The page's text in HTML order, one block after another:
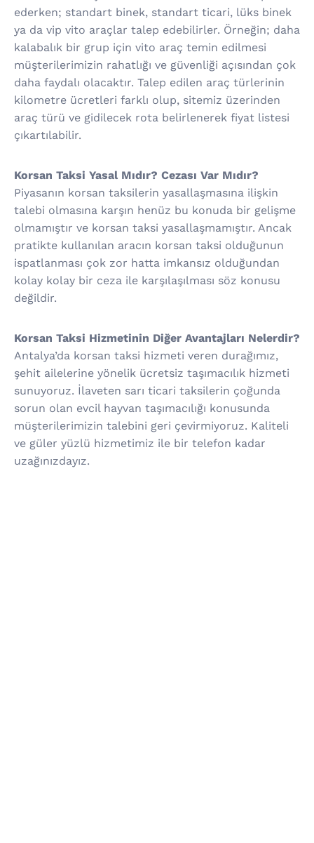
ederken; standart binek, standart ticari, lüks binek
ya da vip vito araçlar talep edebilirler. Örneğin; daha
kalabalık bir grup için vito araç temin edilmesi
müşterilerimizin rahatlığı ve güvenliği açısından çok
daha faydalı olacaktır. Talep edilen araç türlerinin
kilometre ücretleri farklı olup, sitemiz üzerinden
araç türü ve gidilecek rota belirlenerek fiyat listesi
çıkartılabilir.
Korsan Taksi Yasal Mıdır? Cezası Var Mıdır?
Piyasanın korsan taksilerin yasallaşmasına ilişkin
talebi olmasına karşın henüz bu konuda bir gelişme
olmamıştır ve korsan taksi yasallaşmamıştır. Ancak
pratikte kullanılan aracın korsan taksi olduğunun
ispatlanması çok zor hatta imkansız olduğundan
kolay kolay bir ceza ile karşılaşılması söz konusu
değildir.
Korsan Taksi Hizmetinin Diğer Avantajları Nelerdir?
Antalya’da korsan taksi hizmeti veren durağımız,
şehit ailelerine yönelik ücretsiz taşımacılık hizmeti
sunuyoruz. İlaveten sarı ticari taksilerin çoğunda
sorun olan evcil hayvan taşımacılığı konusunda
müşterilerimizin talebini geri çevirmiyoruz. Kaliteli
ve güler yüzlü hizmetimiz ile bir telefon kadar
uzağınızdayız.